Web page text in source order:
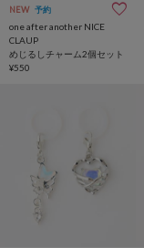
NEW 予約
one after another NICE
CLAUP
めじるしチャーム2個セット
¥550